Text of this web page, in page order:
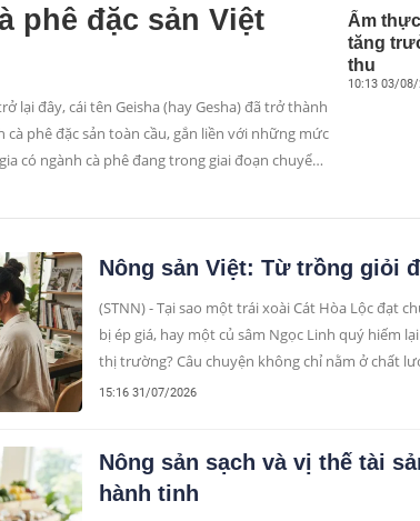
phê đặc sản Việt
lại đây, cái tên Geisha (hay Gesha) đã trở thành
phê đặc sản toàn cầu, gắn liền với những mức
có ngành cà phê đang trong giai đoạn chuyển
hội phát triển cho cà phê đặc sản trong nước.
Ẩm
tăng
thu
10:13 03/
Nông sản Việt: Từ trồng giỏi
(STNN) - Tại sao một trái xoài Cát Hòa Lộc đạt
bị ép giá, hay một củ sâm Ngọc Linh quý hiếm
thị trường? Câu chuyện không chỉ nằm ở chất
yếu: bán khéo.
15:16 31/07/2026
Nông sản sạch và vị thế tài
hành tinh